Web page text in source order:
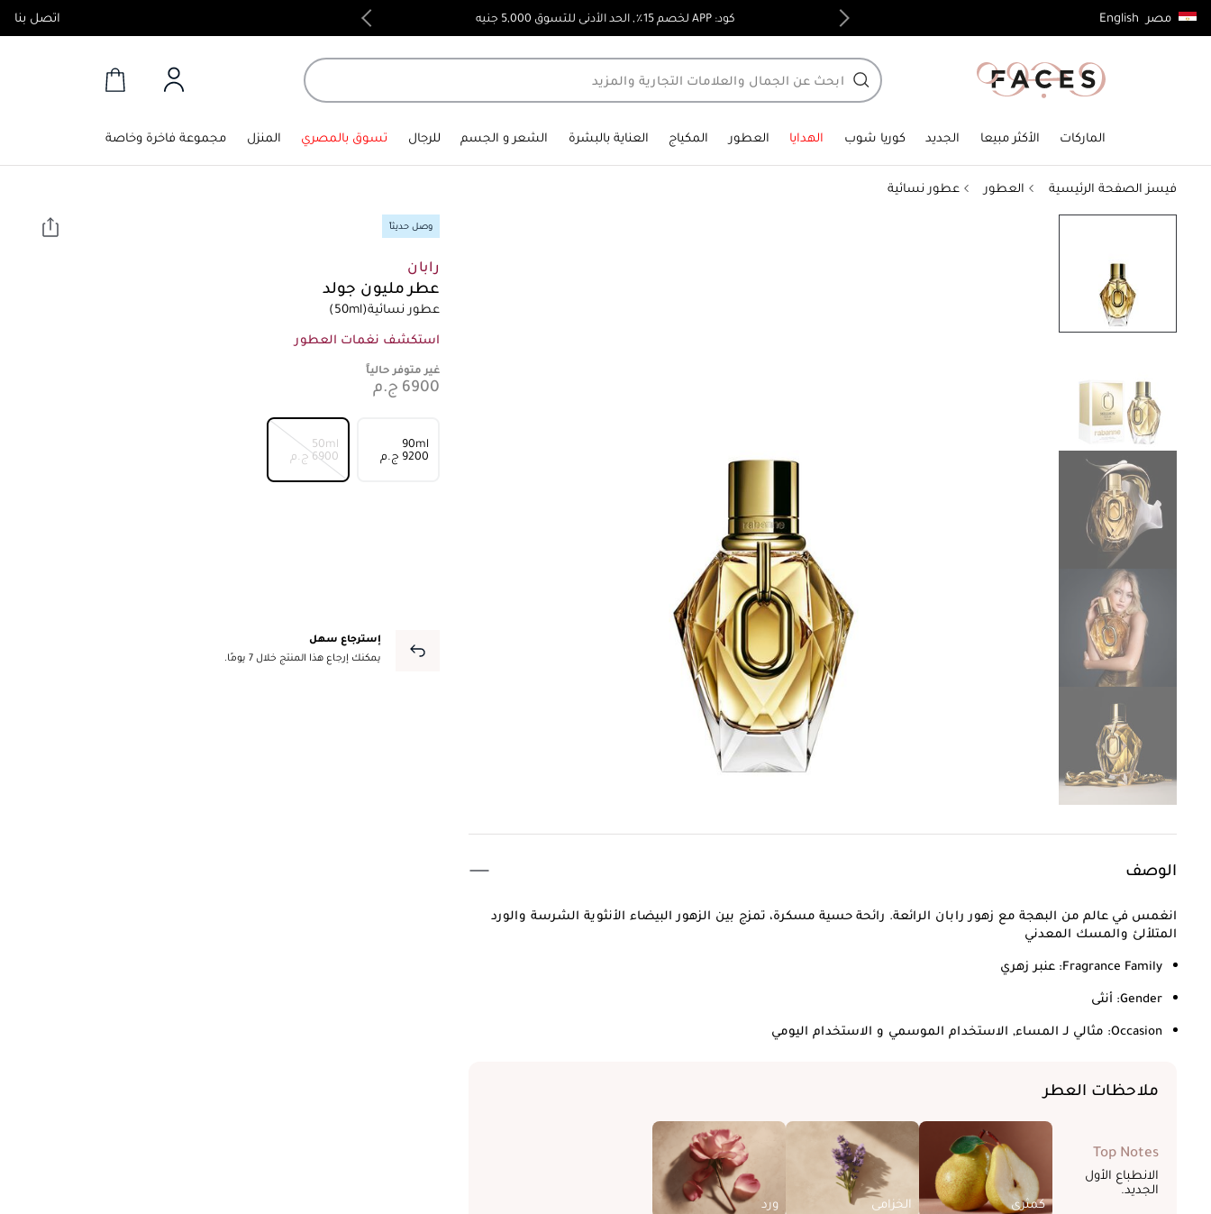
مصر English اتصل بنا كود: APP لخصم 15٪, الحد الأدنى للتسوق 5,000 جنيه توصيل مجاني لجميع الطلبات فوق 4,000ج.م
الماركات الأكثر مبيعا الجديد كوريا شوب الهدايا العطور المكياج العناية بالبشرة الشعر و الجسم للرجال تسوق بالمصري المنزل مجموعة فاخرة وخاصة
فيسز الصفحة الرئيسية العطور عطور نسائية
الوصف
انغمس في عالم من البهجة مع زهور رابان الرائعة. رائحة حسية مسكرة، تمزج بين الزهور البيضاء الأنثوية الشرسة والورد
المتلألئ والمسك المعدني
ملاحظات العطر
Top Notes
الانطباع الأول
الجديد.
كمثرى الخزامى ورد
Fragrance Family: عنبر زهري
Gender: أنثى
Occasion: مثالي لـ المساء, الاستخدام الموسمي و الاستخدام اليومي
وصل حديثاً
رابان
عطر مليون جولد
عطور نسائية(50ml)
استكشف نغمات العطور
غير متوفر حالياً
90ml
⁦9200⁩ ج.م
50ml
⁦6900⁩ ج.م
إسترجاع سهل
يمكنك إرجاع هذا المنتج خلال 7 يومًا.